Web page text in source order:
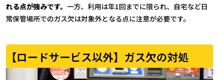
れる点が強みです。 一方、利用は年1回までに限られ、自宅など日
常保管場所でのガス欠は対象外となる点に注意が必要です。
【ロードサービス以外】ガス欠の対処